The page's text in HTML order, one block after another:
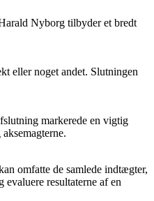
Nyborg tilbyder et bredt
eller noget andet. Slutningen
markerede en vigtig
omfatte de samlede indtægter,
resultaterne af en